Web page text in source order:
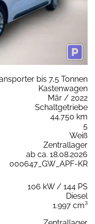
bis 7,5 Tonnen
Kastenwagen
Mär / 2022
Schaltgetriebe
44.750 km
5
Weiß
Zentrallager
ab ca. 18.08.2026
000647_GW_APF-KR
106 kW / 144 PS
Diesel
1.997 cm³